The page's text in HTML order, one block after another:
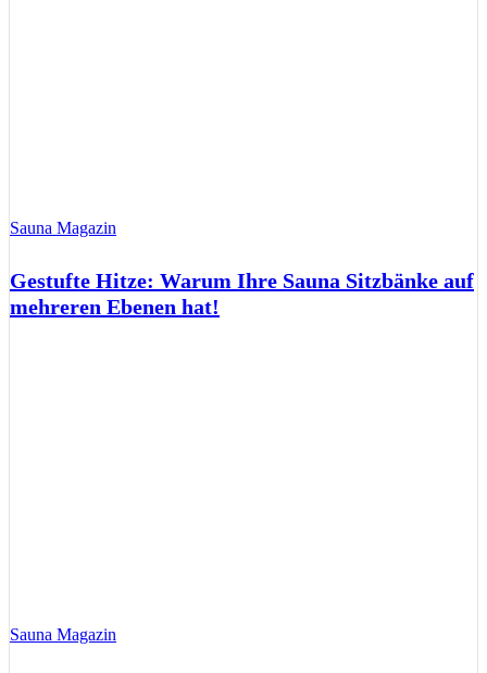
Sauna Magazin
Gestufte Hitze: Warum Ihre Sauna Sitzbänke auf
mehreren Ebenen hat!
Sauna Magazin